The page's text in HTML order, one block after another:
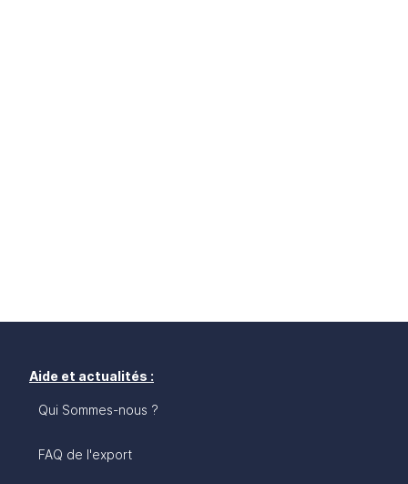
Aide et actualités :
Qui Sommes-nous ?
FAQ de l'export